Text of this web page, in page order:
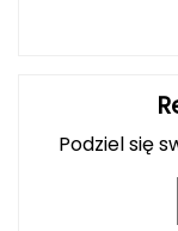
HMS PREMIUM
Podziel się